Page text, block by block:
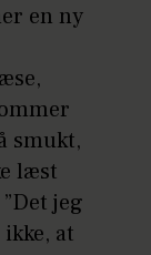
en ny
smukt,
læst
jeg
at